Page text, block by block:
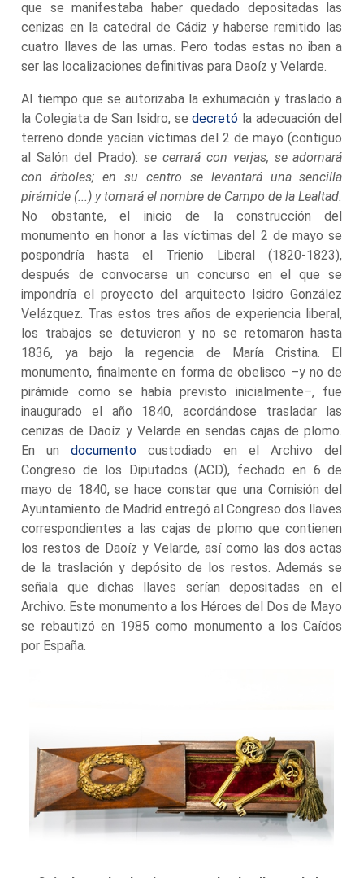
que se manifestaba haber quedado depositadas las
cenizas en la catedral de Cádiz y haberse remitido las
cuatro llaves de las urnas. Pero todas estas no iban a
ser las localizaciones definitivas para Daoíz y Velarde.
Al tiempo que se autorizaba la exhumación y traslado a
la Colegiata de San Isidro, sedecretó la adecuación del
terreno donde yacían víctimas del 2 de mayo (contiguo
al Salón del Prado): se cerrará con verjas, se adornará
con árboles; en su centro se levantará una sencilla
pirámide (...) y tomará el nombre de Campo de la Lealtad.
No obstante, el inicio de la construcción del
monumento en honor a las víctimas del 2 de mayo se
pospondría hasta el Trienio Liberal (1820-1823),
después de convocarse un concurso en el que se
impondría el proyecto del arquitecto Isidro González
Velázquez. Tras estos tres años de experiencia liberal,
los trabajos se detuvieron y no se retomaron hasta
1836, ya bajo la regencia de María Cristina. El
monumento, finalmente en forma de obelisco –y no de
pirámide como se había previsto inicialmente–, fue
inaugurado el año 1840, acordándose trasladar las
cenizas de Daoíz y Velarde en sendas cajas de plomo.
En undocumento custodiado en el Archivo del
Congreso de los Diputados (ACD), fechado en 6 de
mayo de 1840, se hace constar que una Comisión del
Ayuntamiento de Madrid entregó al Congreso dos llaves
correspondientes a las cajas de plomo que contienen
los restos de Daoíz y Velarde, así como las dos actas
de la traslación y depósito de los restos. Además se
señala que dichas llaves serían depositadas en el
Archivo. Este monumento a los Héroes del Dos de Mayo
se rebautizó en 1985 como monumento a los Caídos
por España.